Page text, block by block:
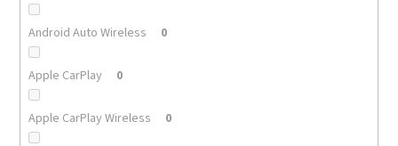
Android Auto Wireless 0
Apple CarPlay 0
Apple CarPlay Wireless 0